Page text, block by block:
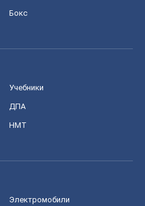
Бокс
Учебники
ДПА
НМТ
Электромобили